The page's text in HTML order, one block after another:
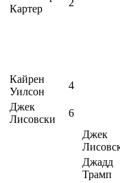
Картер
2
Кайрен
Уилсон
4
Джек
Лисовски
6
Джек
Джадд
Трамп